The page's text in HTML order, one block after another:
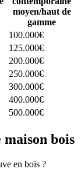
moyen/haut de
gamme
100.000€
125.000€
200.000€
250.000€
300.000€
400.000€
500.000€
bois
en bois ?